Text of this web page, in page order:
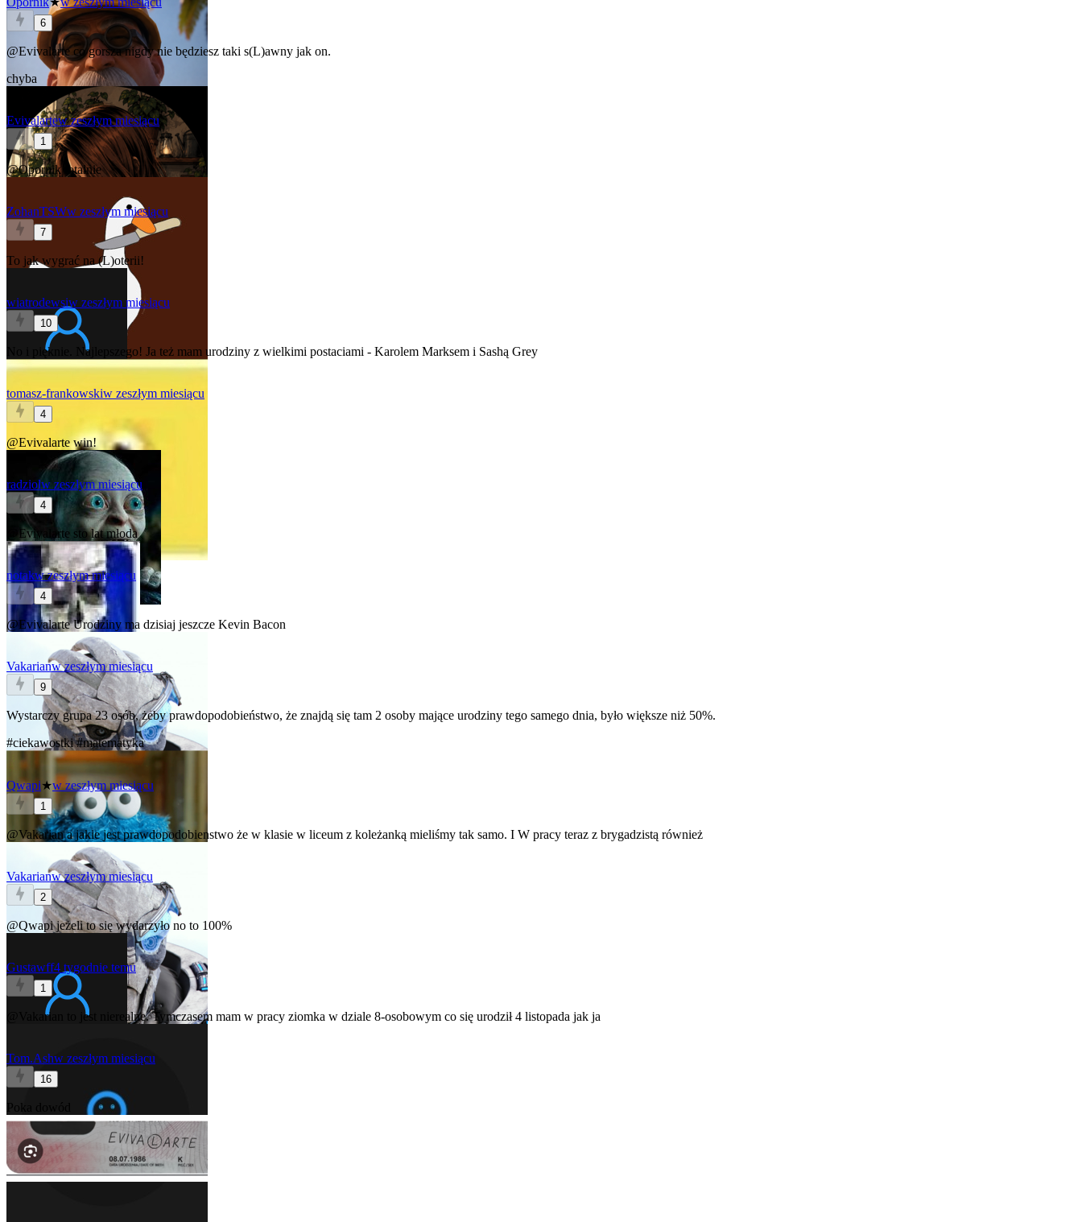
6
@Evivalarteco gorsza nigdy nie będziesz taki s(L)awny jak on.
chyba
Evivalartew zeszłym miesiącu
1
@Oporniktotalnie
ZohanTSWw zeszłym miesiącu
7
To jak wygrać na (L)oterii!
wiatrodewsiw zeszłym miesiącu
10
No i pięknie. Najlepszego! Ja też mam urodziny z wielkimi postaciami - Karolem Marksem i Sashą Grey
tomasz-frankowskiw zeszłym miesiącu
4
@Evivalartewin!
radziolw zeszłym miesiącu
4
@Evivalarte sto lat młoda
notakw zeszłym miesiącu
4
@EvivalarteUrodziny ma dzisiaj jeszcze Kevin Bacon
Vakarianw zeszłym miesiącu
9
Wystarczy grupa 23 osób, żeby prawdopodobieństwo, że znajdą się tam 2 osoby mające urodziny tego samego dnia, było większe niż 50%.
#ciekawostki #matematyka
Qwapi★w zeszłym miesiącu
1
@Vakariana jakie jest prawdopodobienstwo że w klasie w liceum z koleżanką mieliśmy tak samo. I W pracy teraz z brygadzistą również
Vakarianw zeszłym miesiącu
2
@Qwapijeżeli to się wydarzyło no to 100%
Gustawff4 tygodnie temu
1
@Vakarian to jest nierealne. Tymczasem mam w pracy ziomka w dziale 8-osobowym co się urodził 4 listopada jak ja
Tom.Ashw zeszłym miesiącu
16
Poka dowód